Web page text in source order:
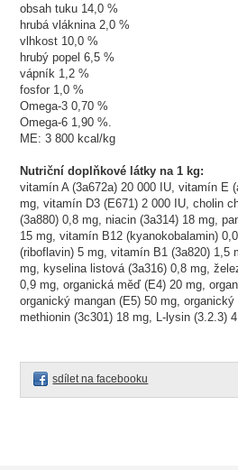
obsah tuku 14,0 %
hrubá vláknina 2,0 %
vlhkost 10,0 %
hrubý popel 6,5 %
vápník 1,2 %
fosfor 1,0 %
Omega-3 0,70 %
Omega-6 1,90 %.
ME: 3 800 kcal/kg
Nutriční doplňkové látky na 1 kg:
vitamín A (3a672a) 20 000 IU, vitamín E
mg, vitamín D3 (E671) 2 000 IU, cholin
(3a880) 0,8 mg, niacin (3a314) 18 mg,
15 mg, vitamín B12 (kyanokobalamin)
(riboflavin) 5 mg, vitamín B1 (3a820) 1,5
mg, kyselina listová (3a316) 0,8 mg,
0,9 mg, organická měď (E4) 20 mg,
organický mangan (E5) 50 mg,
methionin (3c301) 18 mg, L-lysin (3.2.3)
sdílet na facebooku